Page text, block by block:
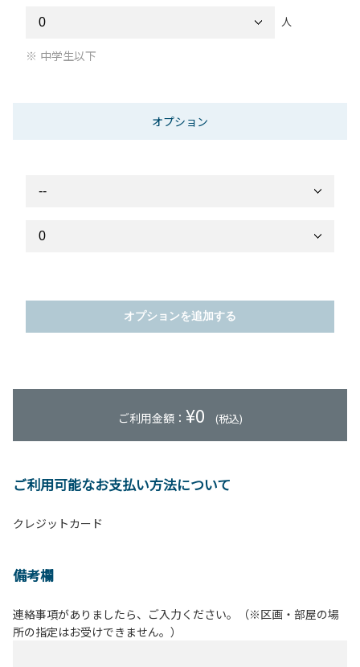
人
中学生以下
オプション
オプションを追加する
ご利用金額： ¥0 (税込)
ご利用可能なお支払い方法について
クレジットカード
備考欄
連絡事項がありましたら、ご入力ください。（※区画・部屋の場
所の指定はお受けできません。）